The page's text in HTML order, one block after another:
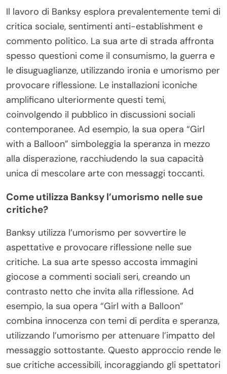
Il lavoro di Banksy esplora prevalentemente temi di
critica sociale, sentimenti anti-establishment e
commento politico. La sua arte di strada affronta
spesso questioni come il consumismo, la guerra e
le disuguaglianze, utilizzando ironia e umorismo per
provocare riflessione. Le installazioni iconiche
amplificano ulteriormente questi temi,
coinvolgendo il pubblico in discussioni sociali
contemporanee. Ad esempio, la sua opera “Girl
with a Balloon” simboleggia la speranza in mezzo
alla disperazione, racchiudendo la sua capacità
unica di mescolare arte con messaggi toccanti.
Come utilizza Banksy l’umorismo nelle sue
critiche?
Banksy utilizza l’umorismo per sovvertire le
aspettative e provocare riflessione nelle sue
critiche. La sua arte spesso accosta immagini
giocose a commenti sociali seri, creando un
contrasto netto che invita alla riflessione. Ad
esempio, la sua opera “Girl with a Balloon”
combina innocenza con temi di perdita e speranza,
utilizzando l’umorismo per attenuare l’impatto del
messaggio sottostante. Questo approccio rende le
sue critiche accessibili, incoraggiando gli spettatori